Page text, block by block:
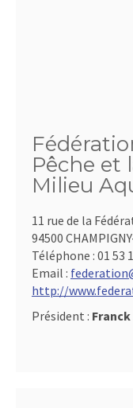
Pêche et
Milieu
11 rue de la
94500
Téléphone : 01 53
Email :
http://
Président : Franck